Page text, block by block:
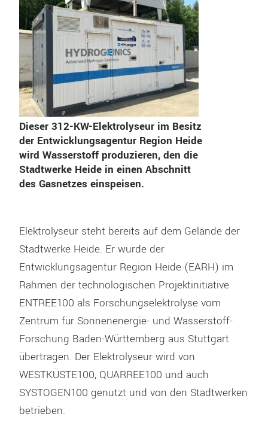
Dieser 312-KW-Elektrolyseur im Besitz
der Entwicklungsagentur Region Heide
wird Wasserstoff produzieren, den die
Stadtwerke Heide in einen Abschnitt
des Gasnetzes einspeisen.
Elektrolyseur steht bereits auf dem Gelände der
Stadtwerke Heide. Er wurde der
Entwicklungsagentur Region Heide (EARH) im
Rahmen der technologischen Projektinitiative
ENTREE100 als Forschungselektrolyse vom
Zentrum für Sonnenenergie- und Wasserstoff-
Forschung Baden-Württemberg aus Stuttgart
übertragen. Der Elektrolyseur wird von
WESTKÜSTE100, QUARREE100 und auch
SYSTOGEN100 genutzt und von den Stadtwerken
betrieben.